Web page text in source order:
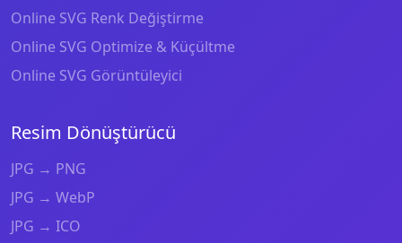
Online SVG Renk Değiştirme
Online SVG Optimize & Küçültme
Online SVG Görüntüleyici
Resim Dönüştürücü
JPG → PNG
JPG → WebP
JPG → ICO